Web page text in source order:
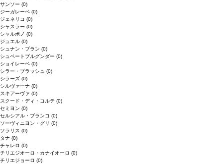
サンソー (0)
ジーガレーベ (0)
ジェネリコ (0)
シャスラー (0)
シャルボノ (0)
ジュエル (0)
シュナン・ブラン (0)
シュペートブルグンダー (0)
ショイレーベ (0)
シラー・ブラッシュ (0)
シラーズ (0)
シルヴァーナ (0)
スキアーヴァ (0)
スクード・ディ・コルテ (0)
セミヨン (0)
セルシアル・ブランコ (0)
ソーヴィニヨン・グリ (0)
ソラリス (0)
タナ (0)
チャレロ (0)
チリエジオーロ・カナイオーロ (0)
チリエジョーロ (0)